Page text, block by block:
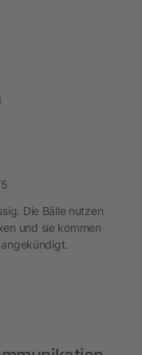
Die Bälle nutzen
und sie kommen